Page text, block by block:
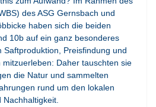
des ASG Gernsbach und
haben sich die beiden
10b auf ein ganz besonderes
Saftproduktion, Preisfindung und
Daher tauschten sie
die Natur und sammelten
rund um den lokalen